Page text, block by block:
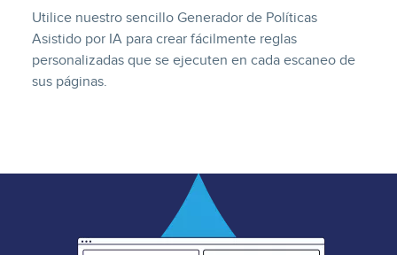
Utilice nuestro sencillo Generador de Políticas
Asistido por IA para crear fácilmente reglas
personalizadas que se ejecuten en cada escaneo de
sus páginas.